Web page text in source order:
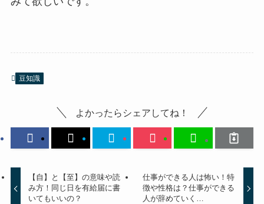
豆知識
よかったらシェアしてね！
【自】と【至】の意味や読
み方！同じ日を有給届に書
いてもいいの？
仕事ができる人は怖い！特
徴や性格は？仕事ができる
人が辞めていく…